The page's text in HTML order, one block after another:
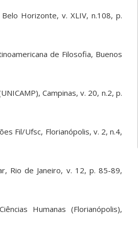
Horizonte, v. XLIV, n.108, p.
de Filosofia, Buenos
Campinas, v. 20, n.2, p.
Fil/Ufsc, Florianópolis, v. 2, n.4,
Rio de Janeiro, v. 12, p. 85-89,
Humanas (Florianópolis),